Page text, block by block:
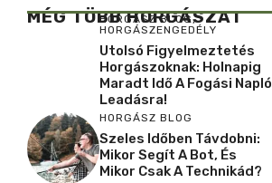
MÉG TÖBB HORGÁSZAT
HORGÁSZ BLOG,
HORGÁSZENGEDÉLY
Utolsó Figyelmeztetés
Horgászoknak: Holnapig
Maradt Idő A Fogási Napló
Leadásra!
HORGÁSZ BLOG
Szeles Időben Távdobni:
Mikor Segít A Bot, És
Mikor Csak A Technikád?